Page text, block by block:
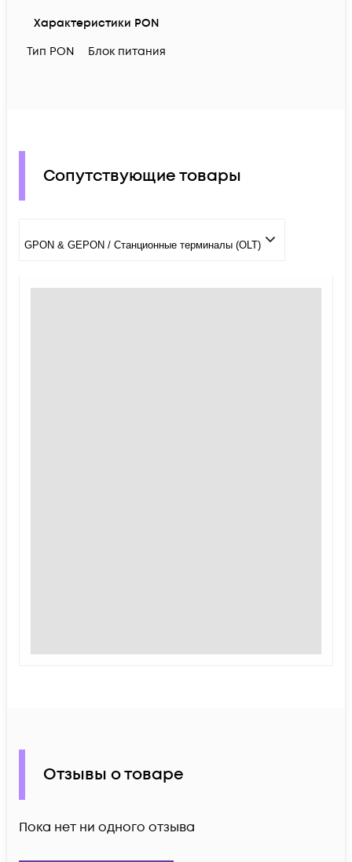
Характеристики PON
Тип PON
Блок питания
Сопутствующие товары
GPON & GEPON / Станционные терминалы (OLT)
Отзывы о товаре
Пока нет ни одного отзыва